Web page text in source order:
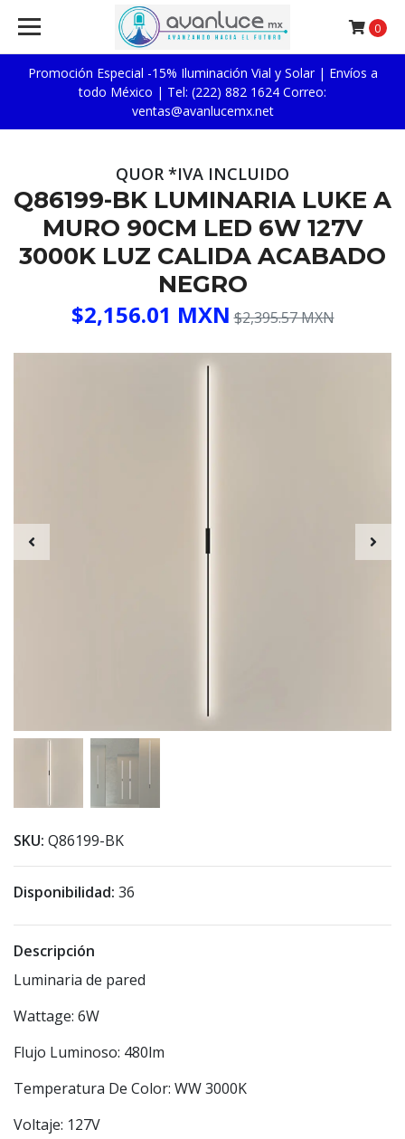
Promoción Especial -15% Iluminación Vial y Solar | Envíos a
todo México | Tel: (222) 882 1624 Correo:
ventas@avanlucemx.net
0
QUOR *IVA INCLUIDO
Q86199-BK LUMINARIA LUKE A
MURO 90CM LED 6W 127V
3000K LUZ CALIDA ACABADO
NEGRO
$2,156.01 MXN $2,395.57 MXN
SKU: Q86199-BK
Disponibilidad: 36
Descripción
Luminaria de pared
Wattage: 6W
Flujo Luminoso: 480lm
Temperatura De Color: WW 3000K
Voltaje: 127V